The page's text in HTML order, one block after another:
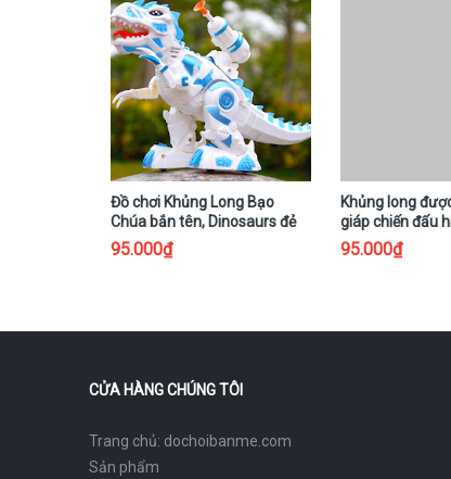
Đồ chơi Khủng Long Bạo
Chúa bắn tên, Dinosaurs đẻ
trứng có nhạc, có đèn
95.000₫
Khủng long
giáp chiến đấu
nòng súng bắn
95.000₫
CỬA HÀNG CHÚNG TÔI
Trang chủ: dochoibanme.com
Sản phẩm